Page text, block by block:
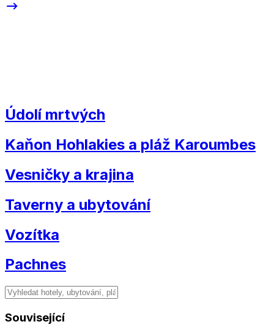
Údolí mrtvých
Kaňon Hohlakies a pláž Karoumbes
Vesničky a krajina
Taverny a ubytování
Vozítka
Pachnes
Související